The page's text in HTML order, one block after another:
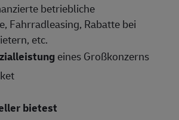
betriebliche
Fahrradleasing, Rabatte bei
etc.
eines Großkonzerns
bietest